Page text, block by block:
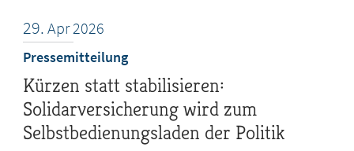
29. Apr2026
Pressemitteilung
Kürzen statt stabilisieren:
Solidarversicherung wird zum
Selbstbedienungsladen der Politik